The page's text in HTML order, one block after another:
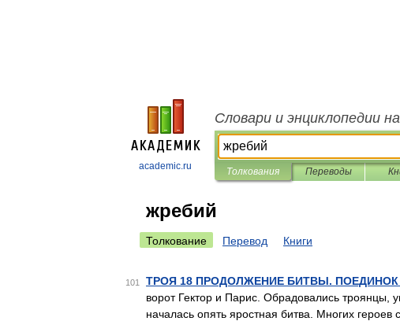
academic.ru
Словари и энциклопедии
Толкования Переводы
жребий
Толкование Перевод Книги
101 ТРОЯ 18 ПРОДОЛЖЕНИЕ БИТВЫ.
ворот Гектор и Парис. Обрадовались троянцы,
началась опять яростная битва. Многих героев